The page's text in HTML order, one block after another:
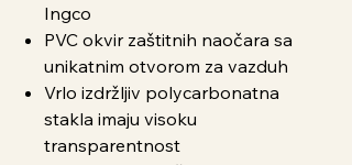
Ingco
PVC okvir zaštitnih naočara sa
unikatnim otvorom za vazduh
Vrlo izdržljiv polycarbonatna
stakla imaju visoku
transparentnost